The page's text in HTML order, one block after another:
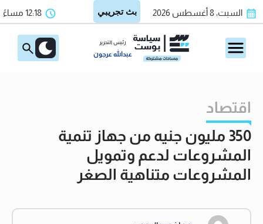
السبت، 8 أغسطس 2026 12:18 مساءً
رئيس التحرير
عبدالله عرجون
اقتصاد
350 مليون جنيه من جهاز تنمية
المشروعات لدعم وتمويل
المشروعات متناهية الصغر